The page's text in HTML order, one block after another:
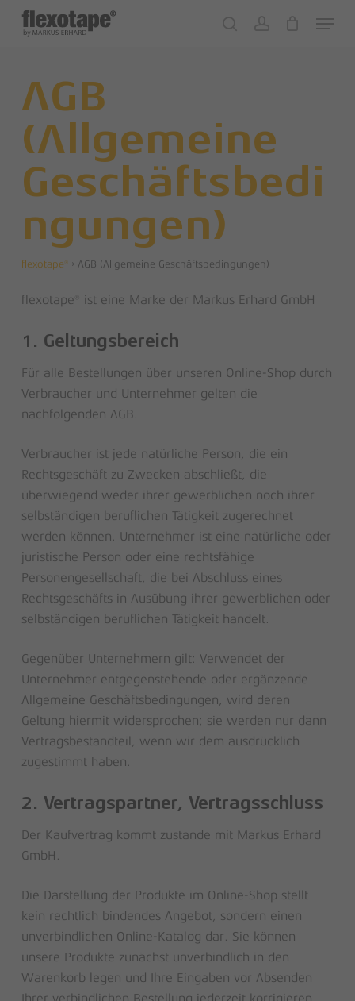
Menu
Cart
AGB
(Allgemeine
Geschäftsbedi
ngungen)
flexotape® › AGB (Allgemeine Geschäftsbedingungen)
flexotape® ist eine Marke der Markus Erhard GmbH
1. Geltungsbereich
Für alle Bestellungen über unseren Online-Shop durch
Verbraucher und Unternehmer gelten die
nachfolgenden AGB.
Verbraucher ist jede natürliche Person, die ein
Rechtsgeschäft zu Zwecken abschließt, die
überwiegend weder ihrer gewerblichen noch ihrer
selbständigen beruflichen Tätigkeit zugerechnet
werden können. Unternehmer ist eine natürliche oder
juristische Person oder eine rechtsfähige
Personengesellschaft, die bei Abschluss eines
Rechtsgeschäfts in Ausübung ihrer gewerblichen oder
selbständigen beruflichen Tätigkeit handelt.
Gegenüber Unternehmern gilt: Verwendet der
Unternehmer entgegenstehende oder ergänzende
Allgemeine Geschäftsbedingungen, wird deren
Geltung hiermit widersprochen; sie werden nur dann
Vertragsbestandteil, wenn wir dem ausdrücklich
zugestimmt haben.
2. Vertragspartner, Vertragsschluss
Der Kaufvertrag kommt zustande mit Markus Erhard
GmbH.
Die Darstellung der Produkte im Online-Shop stellt
kein rechtlich bindendes Angebot, sondern einen
unverbindlichen Online-Katalog dar. Sie können
unsere Produkte zunächst unverbindlich in den
Warenkorb legen und Ihre Eingaben vor Absenden